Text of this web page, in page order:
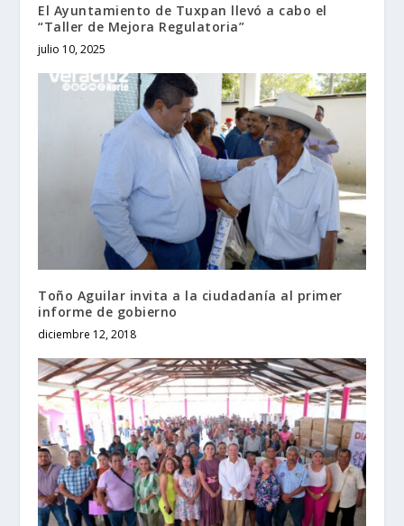
El Ayuntamiento de Tuxpan llevó a cabo el
“Taller de Mejora Regulatoria”
julio 10, 2025
Toño Aguilar invita a la ciudadanía al primer
informe de gobierno
diciembre 12, 2018